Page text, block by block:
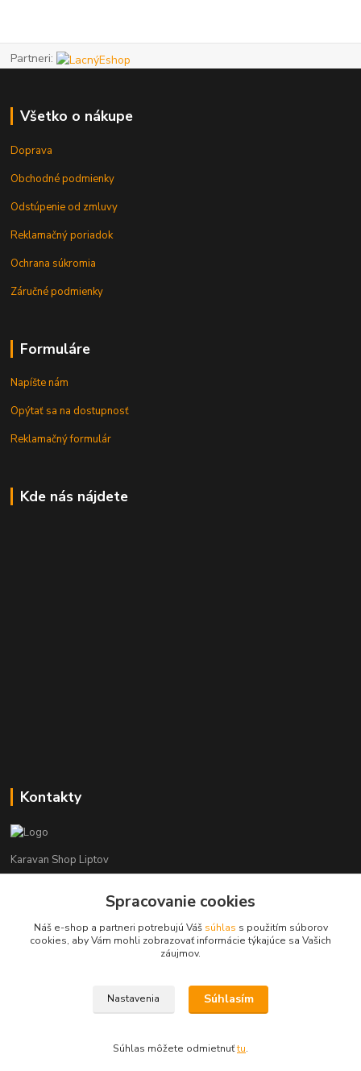
Partneri:
Všetko o nákupe
Doprava
Obchodné podmienky
Odstúpenie od zmluvy
Reklamačný poriadok
Ochrana súkromia
Záručné podmienky
Formuláre
Napíšte nám
Opýtať sa na dostupnosť
Reklamačný formulár
Kde nás nájdete
Kontakty
Karavan Shop Liptov
+421 903 626 885
info@karavanshopliptov.sk
Spracovanie cookies
Náš e-shop a partneri potrebujú Váš súhlas s použitím súborov
cookies, aby Vám mohli zobrazovať informácie týkajúce sa Vašich
záujmov.
Nastavenia Súhlasím
Súhlas môžete odmietnuťtu.